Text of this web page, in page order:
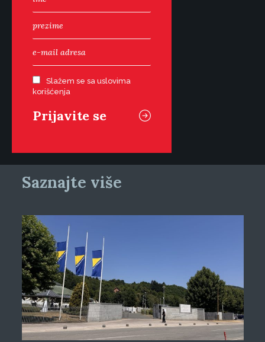
Slažem se sa uslovima
korišćenja
Saznajte više